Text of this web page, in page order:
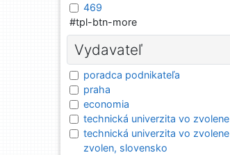
469
#tpl-btn-more
Vydavateľ
poradca podnikateľa
praha
economia
technická univerzita vo zvolene
technická univerzita vo zvolene
zvolen, slovensko